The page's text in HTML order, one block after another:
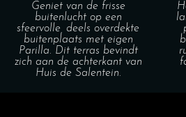
Geniet van de frisse
buitenlucht op een
sfeervolle, deels overdekte
buitenplaats met eigen
Parilla. Dit terras bevindt
zich aan de achterkant van
Huis de Salentein.